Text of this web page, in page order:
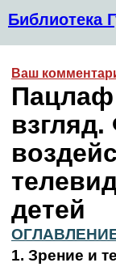
Библиотека
Ваш
детей
1. Зрение и